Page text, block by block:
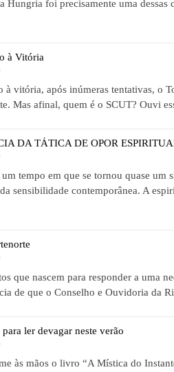
Hungria foi precisamente uma
à Vitória
à vitória, após inúmeras tentativas, o
Mas afinal, quem é o SCUT? Ouvi
DA TÁTICA DE OPOR
tempo em que se tornou quase um
sensibilidade contemporânea. A
que nascem para responder a uma
de que o Conselho e Ouvidoria da
ler devagar neste verão
às mãos o livro “A Mística do